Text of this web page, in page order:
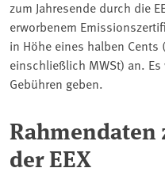
zum Jahresende durch die
erworbenem
in Höhe eines halben Cents
einschließlich MWSt) an.
Gebühren geben.
Rahmendaten
der EEX